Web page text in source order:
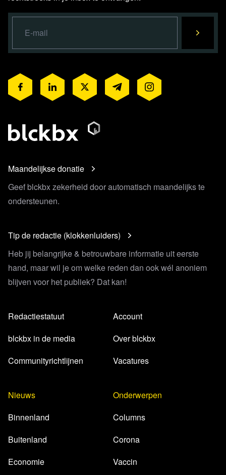
Maandelijkse donatie
Geef blckbx zekerheid door automatisch maandelijks te
ondersteunen.
Tip de redactie (klokkenluiders)
Heb jij belangrijke & betrouwbare informatie uit eerste
hand, maar wil je om welke reden dan ook wél anoniem
blijven voor het publiek? Dat kan!
Redactiestatuut
blckbx in de media
Communityrichtlijnen
Account
Over blckbx
Vacatures
Nieuws
Binnenland
Buitenland
Economie
Onderwerpen
Columns
Corona
Vaccin